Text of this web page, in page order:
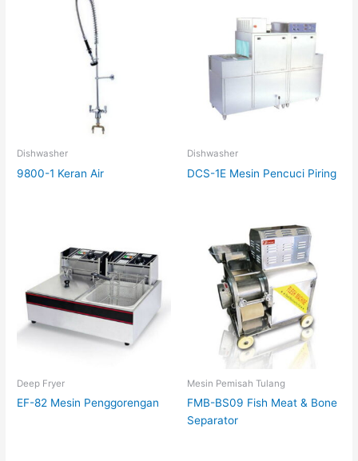
Dishwasher
9800-1 Keran Air
Dishwasher
DCS-1E Mesin Pencuci Piring
Deep Fryer
EF-82 Mesin Penggorengan
Mesin Pemisah Tulang
FMB-BS09 Fish Meat & Bone
Separator